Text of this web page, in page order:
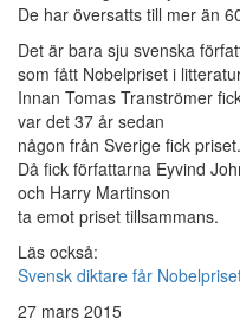
De har översatts till mer än
Det är bara sju svenska
som fått Nobelpriset i
Innan Tomas Tranströmer
var det 37 år sedan
någon från Sverige fick priset.
Då fick författarna Eyvind
och Harry Martinson
ta emot priset tillsammans.
Läs också:
Svensk diktare får
27 mars 2015